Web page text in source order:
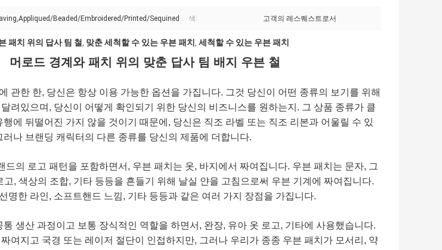
Beaded/Embroidered/Printed/Sequined 색: 고객의 레스퀘스트로서
패치 위의 답사 팀 철, 맞춘 세척할 수 있는 우븐 패치 , 세척할 수 있는 우븐 패치
머로드 경계와 패치 위의 맞춘 답사 팀 배지 우븐 철
관한 한, 당신은 항상 이용 가능한 옵션을 가집니다. 그것 당신이 어떤 종류의 보기를 위해
려있으며, 당신이 어떻게 확인되기 위한 당신의 비즈니스를 원하는지. 그 상품 종류가 클
행에 뒤떨어진 가지 않을 것이기 때문에, 당신은 직조 라벨 또는 직조 리본과 어울릴 수 있
러나 브랜딩 캐릭터의 다른 종류를 당신의 제품에 더합니다.
드의 로고 패턴을 포함하면서, 우븐 패치는 옷, 바지에서 짜여집니다. 우븐 패치는 문자, 그
고, 색상의 조합, 기타 등등을 흔들기 위해 날실 얀을 고침으로써 우븐 기계에 짜여집니다.
명한 라인, 소프트핸드 느낌, 기타 등등과 같은 여러 가지 장점을 가집니다.
통 생산 과정이고 보통 장식적인 역할을 하면서, 완장, 유아 옷 로고, 기타에 사용했습니다.
여지고 국경 또는 레이저 절단이 인접하지만, 그러나 우리가 종종 우븐 패치가 모서리, 약